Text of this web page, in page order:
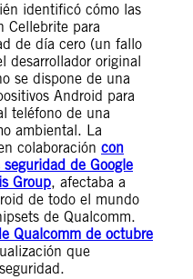
identificó cómo las
Cellebrite para
de día cero (un fallo
desarrollador original
se dispone de una
Android para
teléfono de una
ambiental. La
colaboración con
de Google
Group, afectaba a
de todo el mundo
de Qualcomm.
Qualcomm de octubre
que